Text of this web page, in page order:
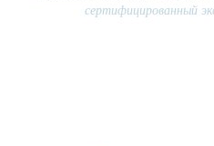
сертифицированный